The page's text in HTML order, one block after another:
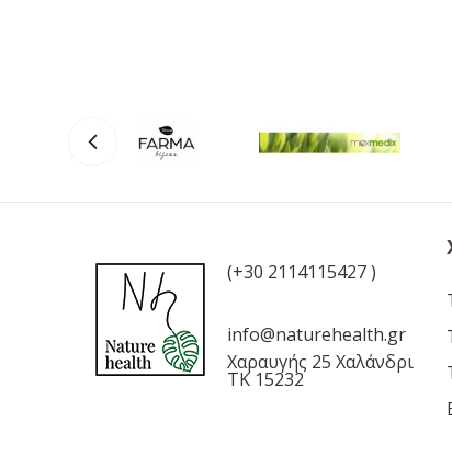
(+30 2114115427 )
info@naturehealth.gr
Χαραυγής 25 Χαλάνδρι
ΤΚ 15232